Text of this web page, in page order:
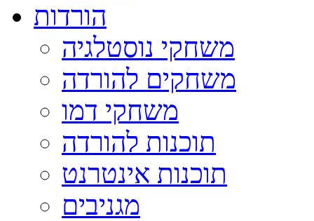
הורדות
משחקי נוסטלגיה
משחקים להורדה
משחקי דמו
תוכנות להורדה
תוכנות אינטרנט
מגניבים